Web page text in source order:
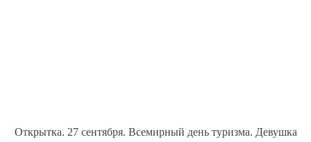
Открытка. 27 сентября. Всемирный день туризма. Девушка